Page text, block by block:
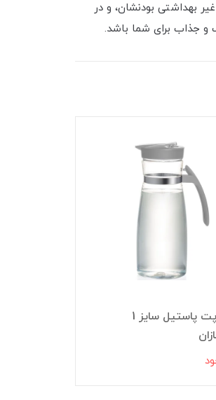
بهداشتی بودنشان، و در
و جذاب برای شما باشد.
پارچ پت پاستیل سایز 1